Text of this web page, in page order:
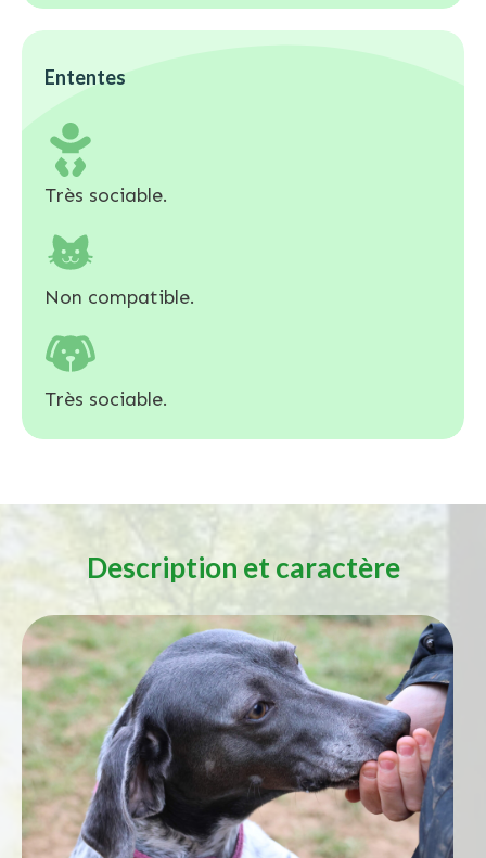
Ententes
Très sociable.
Non compatible.
Très sociable.
Description et caractère